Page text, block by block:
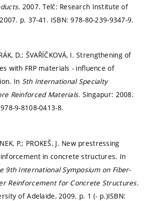
2007. Telč: Research Institute of
p. 37-41. ISBN: 978-80-239-9347-9.
D.; ŠVAŘÍČKOVÁ, I. Strengthening of
with FRP materials - influence of
In 5th International Specialty
Reinforced Materials. Singapur: 2008.
9-8108-0413-8.
P.; PROKEŠ, J. New prestressing
in concrete structures. In
9th International Symposium on Fiber-
Reinforcement for Concrete Structures.
of Adelaide, 2009. p. 1 (- p.)ISBN: